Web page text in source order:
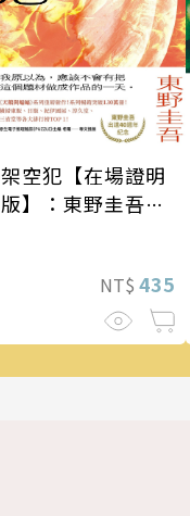
架空犯【在場證明
版】：東野圭吾出
列重磅新作！
NT$ 435